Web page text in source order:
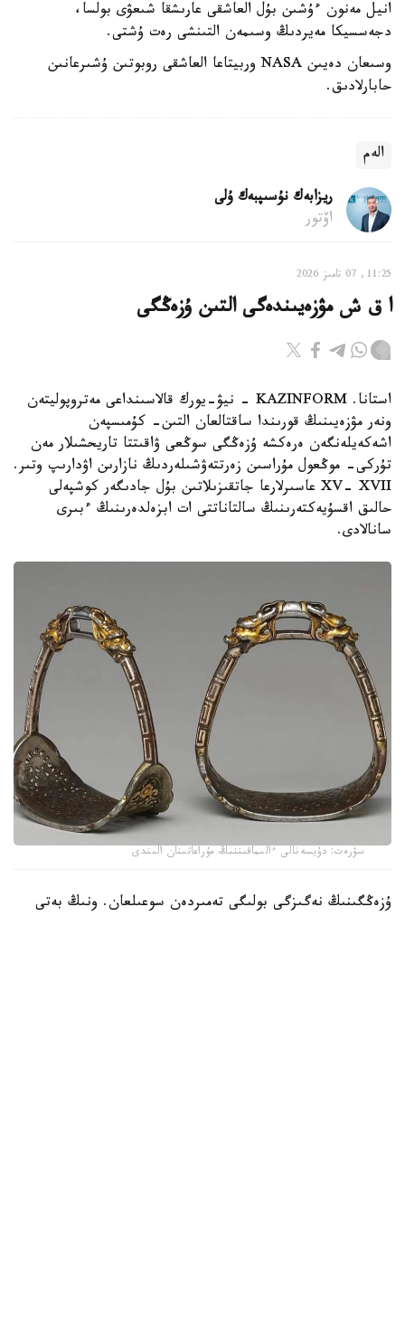
انيل مەنون ءۇشىن بۇل العاشقى عارىشقا شىعۋى بولسا،
دجەسسيكا مەيردىڭ وسىمەن التىنشى رەت ۇشتى.
وسىعان دەيىن NASA وربيتاعا العاشقى روبوتىن ۇشىرعانىن
حابارلادىق.
الەم
ريزابەك نۇسىپبەك ۇلى
اۆتور
11:25, 07 تامىز 2026
ا ق ش مۋزەيىندەگى التىن ۇزەڭگى
استانا. KAZINFORM - نيۋ-يورك قالاسىنداعى مەتروپوليتەن
ونەر مۋزەيىنىڭ قورىندا ساقتالعان التىن- كۇمىسپەن
اشەكەيلەنگەن ەرەكشە ۇزەڭگى سوڭعى ۋاقىتتا تاريحشىلار مەن
تۇركى- موڭعول مۇراسىن زەرتتەۋشىلەردىڭ نازارىن اۋدارىپ وتىر.
XV- XVII عاسىرلارعا جاتقىزىلاتىن بۇل جادىگەر كوشپەلى
حالىق اقسۇيەكتەرىنىڭ سالتاناتتى ات ابزەلدەرىنىڭ ءبىرى
سانالادى.
سۋرەت: دۇيسەنالى ءالىماقىننىڭ مۇراعاتىنان الىندى
ۇزەڭگىنىڭ نەگىزگى بولىگى تەمىردەن سوعىلعان. ونىڭ بەتى